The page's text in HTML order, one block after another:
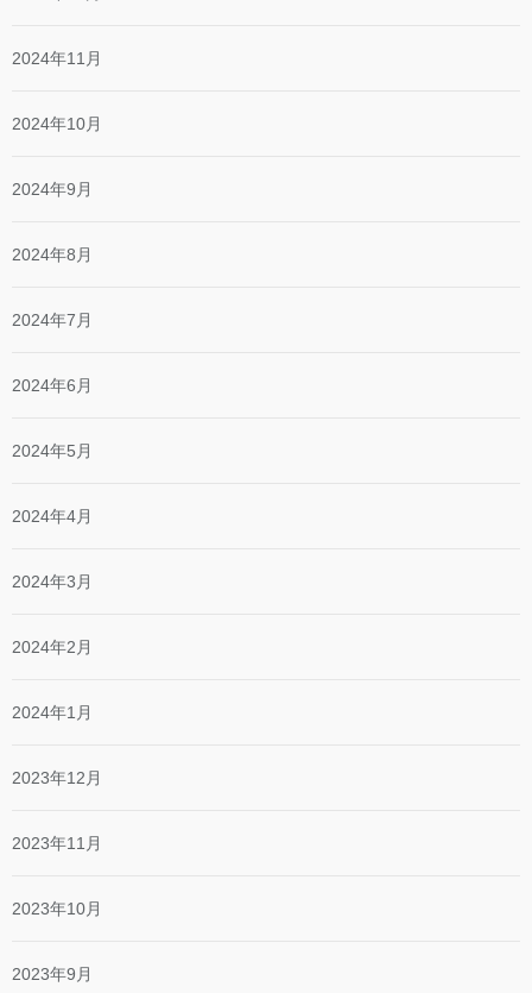
2024年11月
2024年10月
2024年9月
2024年8月
2024年7月
2024年6月
2024年5月
2024年4月
2024年3月
2024年2月
2024年1月
2023年12月
2023年11月
2023年10月
2023年9月